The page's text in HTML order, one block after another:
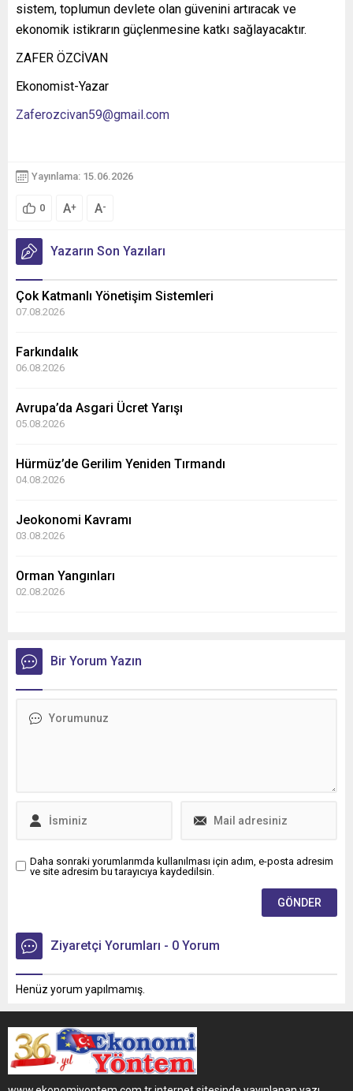
sistem, toplumun devlete olan güvenini artıracak ve
ekonomik istikrarın güçlenmesine katkı sağlayacaktır.
ZAFER ÖZCİVAN
Ekonomist-Yazar
Zaferozcivan59@gmail.com
Yayınlama: 15.06.2026
0 A+ A-
Yazarın Son Yazıları
Çok Katmanlı Yönetişim Sistemleri
07.08.2026
Farkındalık
06.08.2026
Avrupa’da Asgari Ücret Yarışı
05.08.2026
Hürmüz’de Gerilim Yeniden Tırmandı
04.08.2026
Jeokonomi Kavramı
03.08.2026
Orman Yangınları
02.08.2026
Bir Yorum Yazın
Daha sonraki yorumlarımda kullanılması için adım, e-posta adresim
ve site adresim bu tarayıcıya kaydedilsin.
Ziyaretçi Yorumları - 0 Yorum
Henüz yorum yapılmamış.